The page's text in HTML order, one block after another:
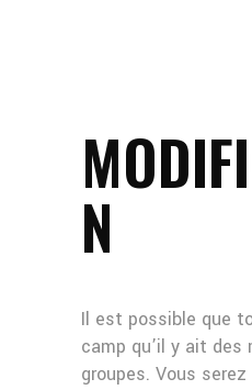
N
Il est possible que
camp qu’il y ait
groupes. Vous